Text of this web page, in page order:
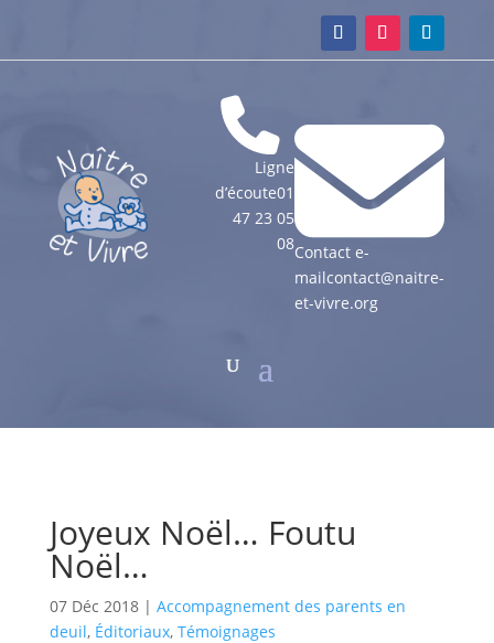
Ligne
d’écoute01
47 23 05
08Contact e-
mailcontact@naitre-
et-vivre.org
Joyeux Noël… Foutu
Noël…
07 Déc 2018| Accompagnement des parents en
deuil, Éditoriaux, Témoignages